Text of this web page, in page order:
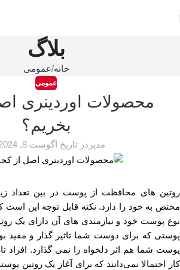
بلاگ
خانه عمومی
عمومی
محصولات اوردینری
بخریم؟
مدیر در تاریخ آگوست 8, 2024
روتین های محافظت از پوست در بین تعداد
مختص به خود را دارد. نکته قابل توجه این است
نوع پوست خود و نیازمندی های آن دارای یک
پوستی که برای دوست شما تاثیر گذار و مفید
پوست شما هم اثر دلخواه را نمی گذارد. افراد
کار احتمالا نمی‌دانند که برای آغاز یک روتین